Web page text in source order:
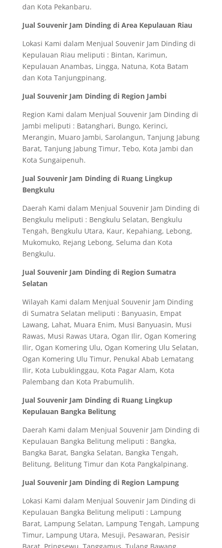
dan Kota Pekanbaru.
Jual Souvenir Jam Dinding di Area Kepulauan Riau
Lokasi Kami dalam Menjual Souvenir Jam Dinding di
Kepulauan Riau meliputi : Bintan, Karimun,
Kepulauan Anambas, Lingga, Natuna, Kota Batam
dan Kota Tanjungpinang.
Jual Souvenir Jam Dinding di Region Jambi
Region Kami dalam Menjual Souvenir Jam Dinding di
Jambi meliputi : Batanghari, Bungo, Kerinci,
Merangin, Muaro Jambi, Sarolangun, Tanjung Jabung
Barat, Tanjung Jabung Timur, Tebo, Kota Jambi dan
Kota Sungaipenuh.
Jual Souvenir Jam Dinding di Ruang Lingkup
Bengkulu
Daerah Kami dalam Menjual Souvenir Jam Dinding di
Bengkulu meliputi : Bengkulu Selatan, Bengkulu
Tengah, Bengkulu Utara, Kaur, Kepahiang, Lebong,
Mukomuko, Rejang Lebong, Seluma dan Kota
Bengkulu.
Jual Souvenir Jam Dinding di Region Sumatra
Selatan
Wilayah Kami dalam Menjual Souvenir Jam Dinding
di Sumatra Selatan meliputi : Banyuasin, Empat
Lawang, Lahat, Muara Enim, Musi Banyuasin, Musi
Rawas, Musi Rawas Utara, Ogan Ilir, Ogan Komering
Ilir, Ogan Komering Ulu, Ogan Komering Ulu Selatan,
Ogan Komering Ulu Timur, Penukal Abab Lematang
Ilir, Kota Lubuklinggau, Kota Pagar Alam, Kota
Palembang dan Kota Prabumulih.
Jual Souvenir Jam Dinding di Ruang Lingkup
Kepulauan Bangka Belitung
Daerah Kami dalam Menjual Souvenir Jam Dinding di
Kepulauan Bangka Belitung meliputi : Bangka,
Bangka Barat, Bangka Selatan, Bangka Tengah,
Belitung, Belitung Timur dan Kota Pangkalpinang.
Jual Souvenir Jam Dinding di Region Lampung
Lokasi Kami dalam Menjual Souvenir Jam Dinding di
Kepulauan Bangka Belitung meliputi : Lampung
Barat, Lampung Selatan, Lampung Tengah, Lampung
Timur, Lampung Utara, Mesuji, Pesawaran, Pesisir
Barat, Pringsewu, Tanggamus, Tulang Bawang,